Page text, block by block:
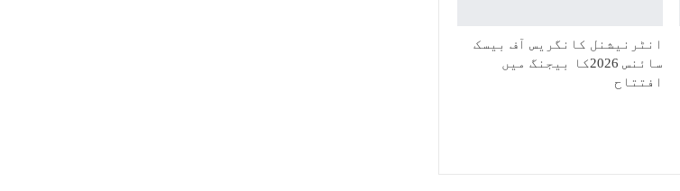
انٹرنیشنل کانگریس آف بیسک
سائنس 2026کا بیجنگ میں
افتتاح